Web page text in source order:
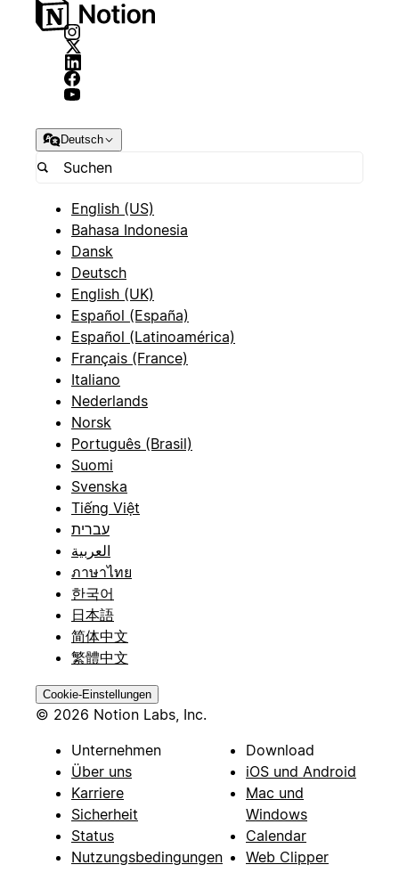
Deutsch
English (US)
Bahasa Indonesia
Dansk
Deutsch
English (UK)
Español (España)
Español (Latinoamérica)
Français (France)
Italiano
Nederlands
Norsk
Português (Brasil)
Suomi
Svenska
Tiếng Việt
עברית
العربية
ภาษาไทย
한국어
日本語
简体中文
繁體中文
Cookie-Einstellungen
© 2026 Notion Labs, Inc.
Unternehmen
Über uns
Karriere
Sicherheit
Status
Nutzungsbedingungen
Download
iOS und Android
Mac und
Windows
Calendar
Web Clipper